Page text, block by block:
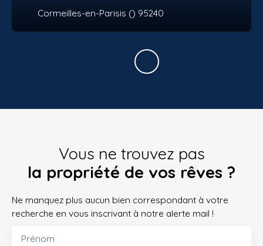
Cormeilles-en-Parisis () 95240
Vous ne trouvez pas
la propriété de vos rêves ?
Ne manquez plus aucun bien correspondant à votre
recherche en vous inscrivant à notre alerte mail !
Prénom